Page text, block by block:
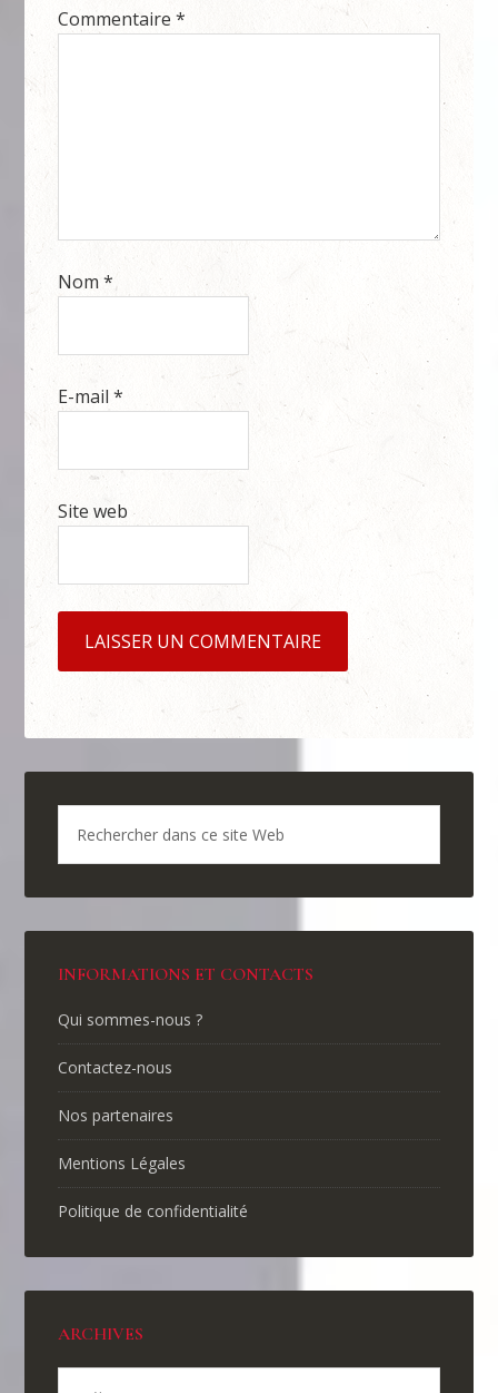
Commentaire*
Nom*
E-mail*
Site web
INFORMATIONS ET CONTACTS
Qui sommes-nous ?
Contactez-nous
Nos partenaires
Mentions Légales
Politique de confidentialité
ARCHIVES